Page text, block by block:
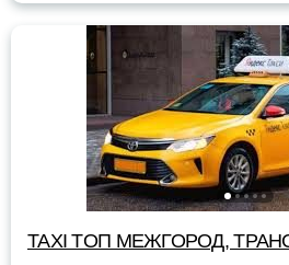
TAXI TOП МЕЖГОРОД,